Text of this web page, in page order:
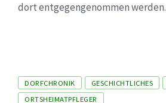
dort entgegengenommen werden.
Tags
DORFCHRONIK GESCHICHTLICHES
ORTSHEIMATPFLEGER